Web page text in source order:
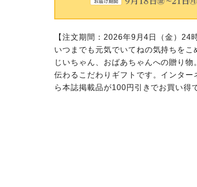
【注文期間：2026年9月4日（金）24
いつまでも元気でいてねの気持ちをこ
じいちゃん、おばあちゃんへの贈り物
伝わるこだわりギフトです。インター
ら本誌掲載品が100円引きでお買い得
よどがわ市民生協
コープしが
よどがわ市民生協
コープしが
よどがわ市民生協